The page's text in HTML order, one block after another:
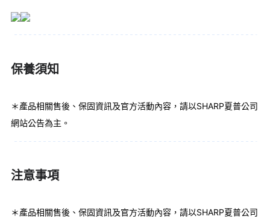
保養須知
＊產品相關售後、保固資訊及官方活動內容，請以SHARP夏普公司
網站公告為主。
注意事項
＊產品相關售後、保固資訊及官方活動內容，請以SHARP夏普公司